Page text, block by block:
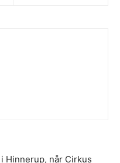
Hinnerup, når Cirkus